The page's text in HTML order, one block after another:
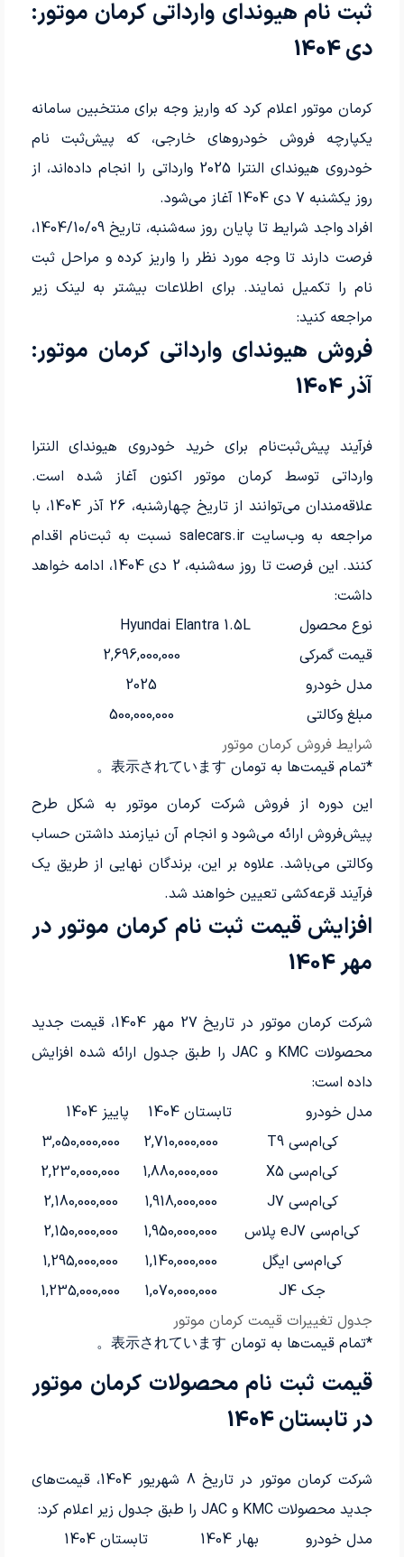
ثبت نام هیوندای وارداتی کرمان موتور:
دی 1404
کرمان موتور اعلام کرد که واریز وجه برای منتخبین سامانه
یکپارچه فروش خودروهای خارجی، که پیش‌ثبت نام
خودروی هیوندای النترا 2025 وارداتی را انجام داده‌اند، از
روز یکشنبه 7 دی 1404 آغاز می‌شود.
افراد واجد شرایط تا پایان روز سه‌شنبه، تاریخ 1404/10/09،
فرصت دارند تا وجه مورد نظر را واریز کرده و مراحل ثبت
نام را تکمیل نمایند. برای اطلاعات بیشتر به لینک زیر
مراجعه کنید:
فروش هیوندای وارداتی کرمان موتور:
آذر 1404
فرآیند پیش‌ثبت‌نام برای خرید خودروی هیوندای النترا
وارداتی توسط کرمان موتور اکنون آغاز شده است.
علاقه‌مندان می‌توانند از تاریخ چهارشنبه، 26 آذر 1404، با
مراجعه به وب‌سایت salecars.ir نسبت به ثبت‌نام اقدام
کنند. این فرصت تا روز سه‌شنبه، 2 دی 1404، ادامه خواهد
داشت:
شرایط فروش کرمان موتور
نوع محصول
Hyundai Elantra 1.5L
قیمت گمرکی
2,696,000,000
مدل خودرو
2025
مبلغ وکالتی
500,000,000
*تمام قیمت‌ها به تومان 表示されています。
این دوره از فروش شرکت کرمان موتور به شکل طرح
پیش‌فروش ارائه می‌شود و انجام آن نیازمند داشتن حساب
وکالتی می‌باشد. علاوه بر این، برندگان نهایی از طریق یک
فرآیند قرعه‌کشی تعیین خواهند شد.
افزایش قیمت ثبت نام کرمان موتور در
مهر 1404
شرکت کرمان موتور در تاریخ 27 مهر 1404، قیمت جدید
محصولات KMC و JAC را طبق جدول ارائه شده افزایش
داده است:
جدول تغییرات قیمت کرمان موتور
مدل خودرو تابستان 1404
پاییز 1404
کی‌ام‌سی T9
2,710,000,000
3,050,000,000
کی‌ام‌سی X5
1,880,000,000
2,230,000,000
کی‌ام‌سی J7
1,918,000,000
2,180,000,000
کی‌ام‌سی eJ7 پلاس
1,950,000,000
2,150,000,000
کی‌ام‌سی ایگل
1,140,000,000
1,295,000,000
جک J4
1,070,000,000
1,235,000,000
*تمام قیمت‌ها به تومان 表示されています。
قیمت ثبت نام محصولات کرمان موتور
در تابستان 1404
شرکت کرمان موتور در تاریخ 8 شهریور 1404، قیمت‌های
جدید محصولات KMC و JAC را طبق جدول زیر اعلام کرد:
مدل خودرو بهار 1404
تابستان 1404